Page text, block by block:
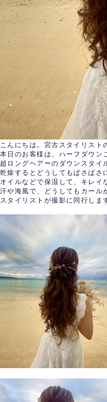
こんにちは。宮古スタイリスト
本日のお客様は、ハーフダウン
超ロングヘアーのダウンスタ
乾燥するとどうしてもぱさぱさ
オイルなどで保湿して、キレイ
汗や海風で、どうしてもカール
スタイリストが撮影に同行し